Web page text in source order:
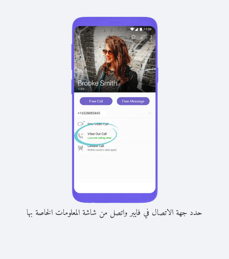
حدد جهة الاتصال في فايبر واتصل من شاشة المعلومات الخاصة بها